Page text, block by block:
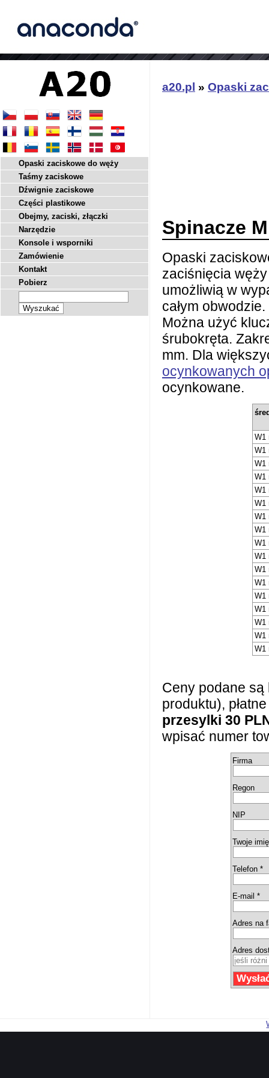
a20.pl » Opaski
Spinacze
Opaski
zaciśnięcia
umożliwią w
całym
Można użyć
śrubokręta.
mm. Dla
ocynkowanych
ocynkowane.
W1
W1
W1
W1
W1
W1
W1
W1
W1
W1
W1
W1
W1
W1
W1
W1
W1
Ceny podane są
produktu),
przesylki 30
wpisać numer
Firma
Regon
NIP
Twoje
Telefon *
E-mail *
Adres na
Adres
Opaski zaciskowe do węży
Taśmy zaciskowe
Dźwignie zaciskowe
Części plastikowe
Obejmy, zaciski, złączki
Narzędzie
Konsole i wsporniki
Zamówienie
Kontakt
Pobierz